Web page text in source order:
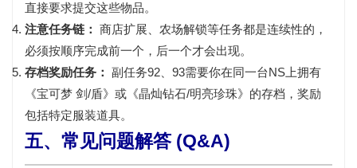
直接要求提交这些物品。
注意任务链： 商店扩展、农场解锁等任务都是连续性的，
必须按顺序完成前一个，后一个才会出现。
存档奖励任务： 副任务92、93需要你在同一台NS上拥有
《宝可梦 剑/盾》或《晶灿钻石/明亮珍珠》的存档，奖励
包括特定服装道具。
五、常见问题解答 (Q&A)